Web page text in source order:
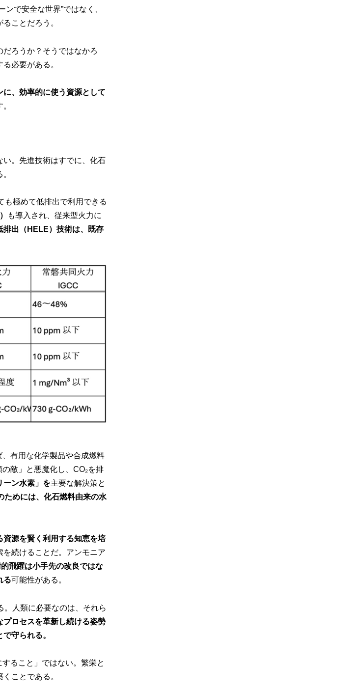
で安全な世界”ではなく、
ことだろう。
ろうか？そうではなかろ
必要がある。
に、効率的に使う資源として
い。先進技術はすでに、化石
も極めて低排出で利用できる
も導入され、従来型火力に
排出（ HELE）技術は、既存
有用な化学製品や合成燃料
敵」と悪魔化し、CO₂を排
ーン水素」を主要な解決策と
ためには、化石燃料由来の水
源を賢く利用する知恵を培
続けることだ。アンモニア
飛躍は小手先の改良ではな
る可能性がある。
。人類に必要なのは、それら
ロセスを革新し続ける姿勢
守られる。
ること」ではない。繁栄と
ことである。